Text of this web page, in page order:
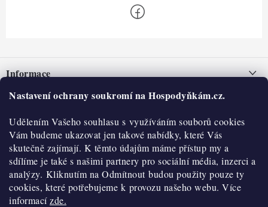
Nastavení ochrany soukromí na Hospodyňkám.cz.
Udělením Vašeho souhlasu s využíváním souborů cookies
Vám budeme ukazovat jen takové nabídky, které Vás
skutečně zajímají. K těmto údajům máme přístup my a
sdílíme je také s našimi partnery pro sociální média, inzerci a
analýzy. Kliknutím na Odmítnout budou použity pouze ty
cookies, které potřebujeme k provozu našeho webu. Více
informacízde.
pInformace
Nepřevzetí zásilky na dobírku
Obchodní podmínky
Hodnocení obchodu
Blog
Moje objednávka
O nás
Historie
Kontakty
O nákupu
Reklamace a vratky
Výdejní místa